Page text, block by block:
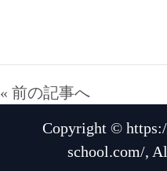
« 前の記事へ
Copyright ©
school.com/,